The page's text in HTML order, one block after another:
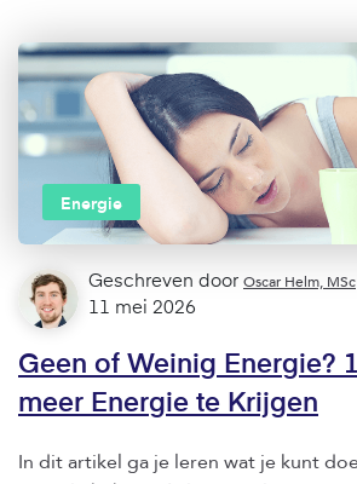
Energie
Geschreven door Oscar Helm, MSc
11 mei 2026
Geen of Weinig Energie?
meer Energie te Krijgen
In dit artikel ga je leren wat je kunt